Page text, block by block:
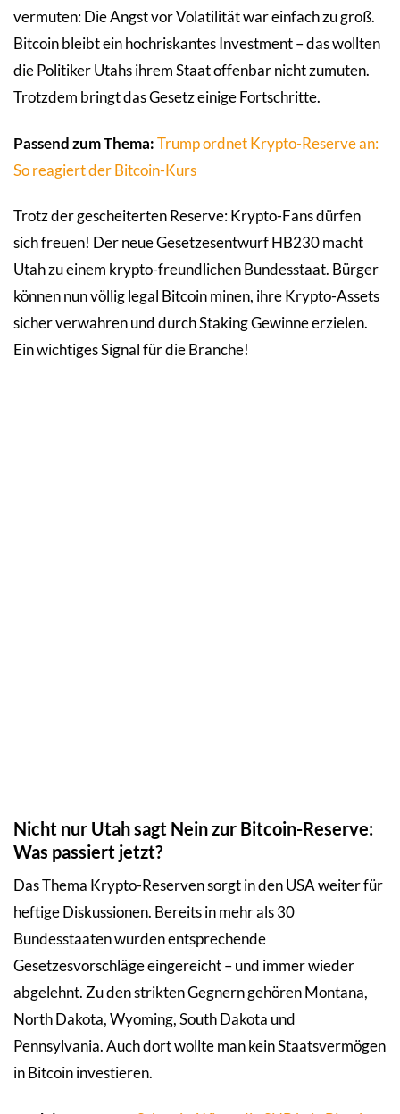
vermuten: Die Angst vor Volatilität war einfach zu groß.
Bitcoin bleibt ein hochriskantes Investment – das wollten
die Politiker Utahs ihrem Staat offenbar nicht zumuten.
Trotzdem bringt das Gesetz einige Fortschritte.
Passend zum Thema:Trump ordnet Krypto-Reserve an:
So reagiert der Bitcoin-Kurs
Trotz der gescheiterten Reserve: Krypto-Fans dürfen
sich freuen! Der neue Gesetzesentwurf HB230 macht
Utah zu einem krypto-freundlichen Bundesstaat. Bürger
können nun völlig legal Bitcoin minen, ihre Krypto-Assets
sicher verwahren und durch Staking Gewinne erzielen.
Ein wichtiges Signal für die Branche!
Nicht nur Utah sagt Nein zur Bitcoin-Reserve:
Was passiert jetzt?
Das Thema Krypto-Reserven sorgt in den USA weiter für
heftige Diskussionen. Bereits in mehr als 30
Bundesstaaten wurden entsprechende
Gesetzesvorschläge eingereicht – und immer wieder
abgelehnt. Zu den strikten Gegnern gehören Montana,
North Dakota, Wyoming, South Dakota und
Pennsylvania. Auch dort wollte man kein Staatsvermögen
in Bitcoin investieren.